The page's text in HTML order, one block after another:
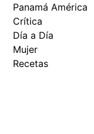
Panamá América
Crítica
Día a Día
Mujer
Recetas